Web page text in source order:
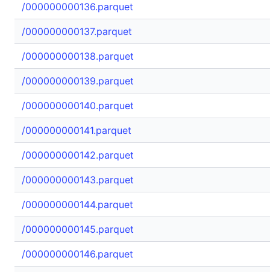
/000000000136.parquet
/000000000137.parquet
/000000000138.parquet
/000000000139.parquet
/000000000140.parquet
/000000000141.parquet
/000000000142.parquet
/000000000143.parquet
/000000000144.parquet
/000000000145.parquet
/000000000146.parquet